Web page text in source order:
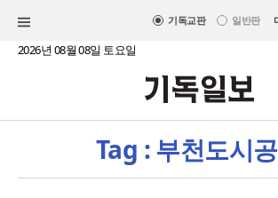
기독교판 일반판
2026년 08월 08일 토요일
Tag : 부천도시